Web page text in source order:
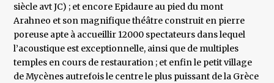
siècle avt JC) ; et encore Epidaure au pied du mont
Arahneo et son magnifique théâtre construit en pierre
poreuse apte à accueillir 12000 spectateurs dans lequel
l’acoustique est exceptionnelle, ainsi que de multiples
temples en cours de restauration ; et enfin le petit village
de Mycènes autrefois le centre le plus puissant de la Grèce